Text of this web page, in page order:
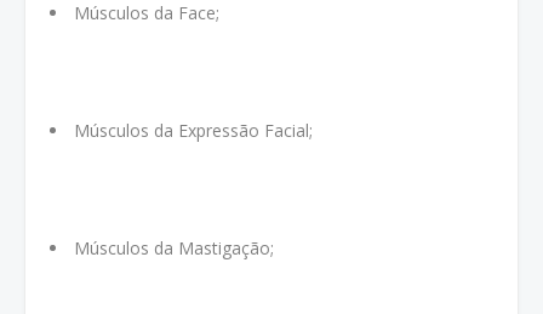
Músculos da Face;
Músculos da Expressão Facial;
Músculos da Mastigação;